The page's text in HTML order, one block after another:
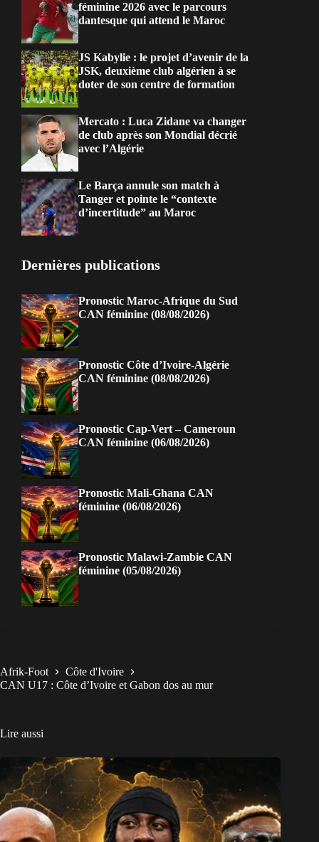
féminine 2026 avec le parcours
dantesque qui attend le Maroc
JS Kabylie : le projet d’avenir de la
JSK, deuxième club algérien à se
doter de son centre de formation
Mercato : Luca Zidane va changer
de club après son Mondial décrié
avec l’Algérie
Le Barça annule son match à
Tanger et pointe le “contexte
d’incertitude” au Maroc
Dernières publications
Pronostic Maroc-Afrique du Sud
CAN féminine (08/08/2026)
Pronostic Côte d’Ivoire-Algérie
CAN féminine (08/08/2026)
Pronostic Cap-Vert – Cameroun
CAN féminine (06/08/2026)
Pronostic Mali-Ghana CAN
féminine (06/08/2026)
Pronostic Malawi-Zambie CAN
féminine (05/08/2026)
Afrik-Foot
Côte d'Ivoire
CAN U17 : Côte d’Ivoire et Gabon dos au mur
Lire aussi